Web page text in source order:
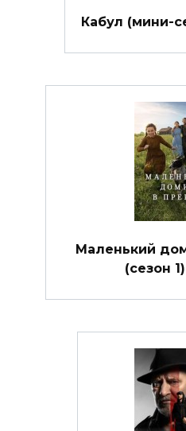
Кабул (мини-
Маленький
(сезон